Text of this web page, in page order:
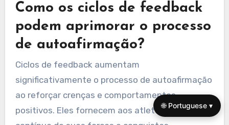
Como os ciclos de feedback
podem aprimorar o processo
de autoafirmação?
Ciclos de feedback aumentam
significativamente o processo de autoafirmação
ao reforçar crenças e comportamentos
positivos. Eles fornecem aos atletas validação
🌐 Portuguese ▾